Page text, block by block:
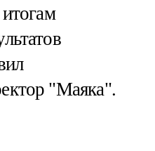
"Маяка".